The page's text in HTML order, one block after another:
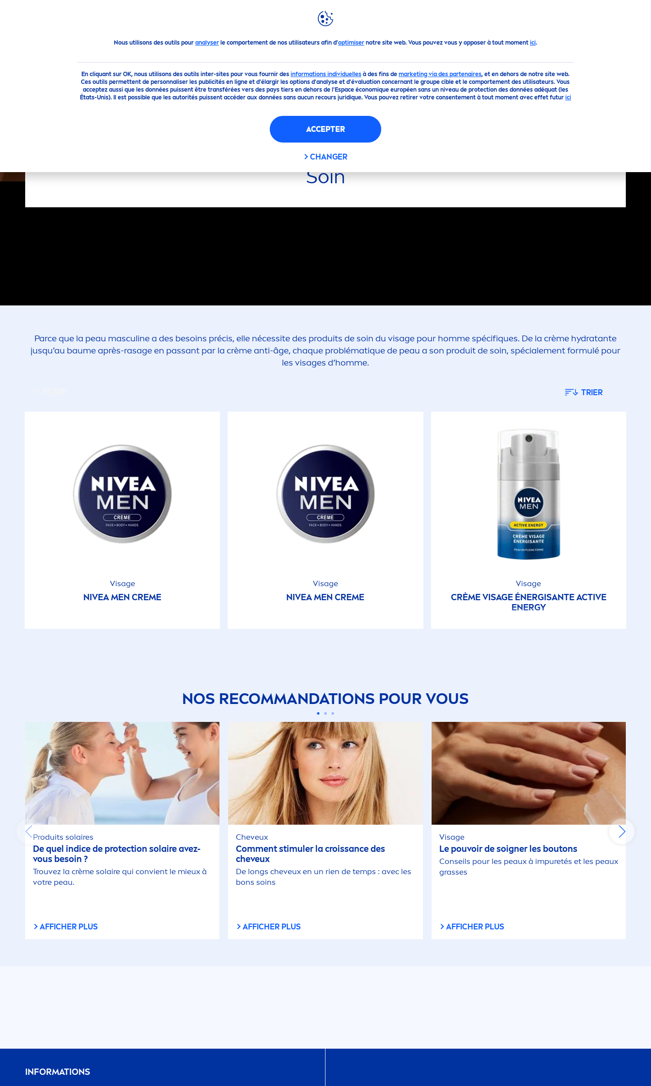
Nous utilisons des outils pour analyserle comportement de nos utilisateurs afin d'optimisernotre site web. Vous pouvez vous y opposer à tout moment ici.
En cliquant sur OK, nous utilisons des outils inter-sites pour vous fournir des informations individuellesà des fins de marketing via des partenaires, et en dehors de notre site web.
Ces outils permettent de personnaliser les publicités en ligne et d'élargir les options d'analyse et d'évaluation concernant le groupe cible et le comportement des utilisateurs. Vous
acceptez aussi que les données puissent être transférées vers des pays tiers en dehors de l'Espace économique européen sans un niveau de protection des données adéquat (les
États-Unis). Il est possible que les autorités puissent accéder aux données sans aucun recours juridique. Vous pouvez retirer votre consentement à tout moment avec effet futur ici
ACCEPTER
CHANGER
NIVEA
Visage Soin
Soin
Parce que la peau masculine a des besoins précis, elle nécessite des produits de soin du visage pour homme spécifiques. De la crème hydratante
jusqu’au baume après-rasage en passant par la crème anti-âge, chaque problématique de peau a son produit de soin, spécialement formulé pour
les visages d’homme.
TRIER
APPLIQUER
Visage
NIVEAMEN CREME
Visage
NIVEA MEN CREME
Visage
CRÈME VISAGE ÉNERGISANTEACTIVE
ENERGY
NOS RECOMMANDATIONS POUR VOUS
Produits solaires
De quel indice de protection solaire avez-
vous besoin ?
Trouvez la crème solaire qui convient le mieux à
votre peau.
AFFICHER PLUS
Cheveux
Comment stimuler la croissance des
cheveux
De longs cheveux en un rien de temps : avec les
bons soins
AFFICHER PLUS
Visage
Le pouvoir de soigner les boutons
Conseils pour les peaux à impuretés et les peaux
grasses
AFFICHER PLUS
INFORMATIONS